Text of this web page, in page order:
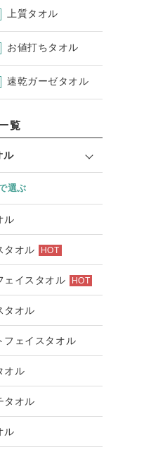
上質タオル
お値打ちタオル
速乾ガーゼタオル
覧
ル
選ぶ
ル
タオル HOT
ェイスタオル HOT
タオル
フェイスタオル
オル
タオル
ル